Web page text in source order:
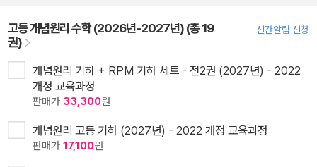
고등 개념원리 수학 (2026년-2027년) (총 19
권)
신간알림 신청
개념원리 기하 + RPM 기하 세트 - 전2권 (2027년) - 2022
개정 교육과정
판매가 33,300원
개념원리 고등 기하 (2027년) - 2022 개정 교육과정
판매가 17,100원